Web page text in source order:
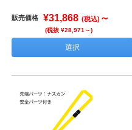
販売価格 ¥31,868 (税込) ～
(税抜 ¥28,971～)
選択